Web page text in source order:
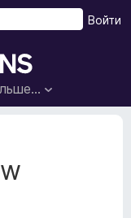
Войти